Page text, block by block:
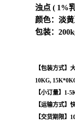
浊点 ( 1%
颜色：淡
包装：
【包装方式】
10KG,
【小订量】1-
【运输方式】
【交货期限】